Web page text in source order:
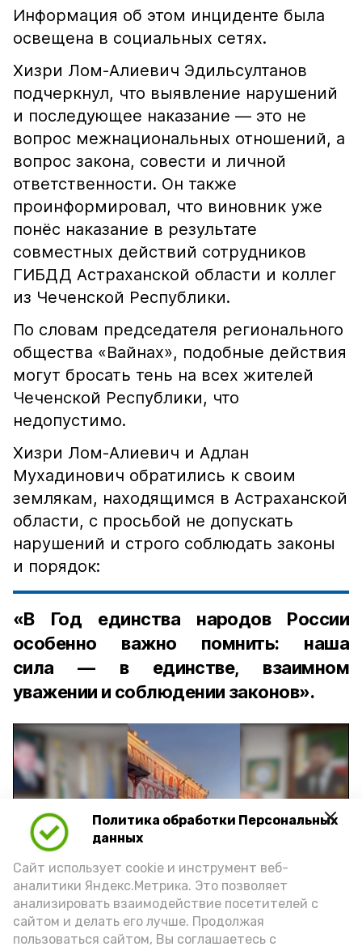
Политика обработки Персональных
данных
Сайт использует cookie и инструмент веб-
аналитики Яндекс.Метрика. Это позволяет
анализировать взаимодействие посетителей с
сайтом и делать его лучше. Продолжая
пользоваться сайтом, Вы соглашаетесь с
Информация об этом инциденте была
освещена в социальных сетях.
Хизри Лом-Алиевич Эдильсултанов
подчеркнул, что выявление нарушений
и последующее наказание — это не
вопрос межнациональных отношений, а
вопрос закона, совести и личной
ответственности. Он также
проинформировал, что виновник уже
понёс наказание в результате
совместных действий сотрудников
ГИБДД Астраханской области и коллег
из Чеченской Республики.
По словам председателя регионального
общества «Вайнах», подобные действия
могут бросать тень на всех жителей
Чеченской Республики, что
недопустимо.
Хизри Лом-Алиевич и Адлан
Мухадинович обратились к своим
землякам, находящимся в Астраханской
области, с просьбой не допускать
нарушений и строго соблюдать законы
и порядок:
«В Год единства народов России
особенно важно помнить: наша
сила — в единстве, взаимном
уважении и соблюдении законов».
Play
Video
Видео: управление пресс-службы и информации
администрации губернатора АО